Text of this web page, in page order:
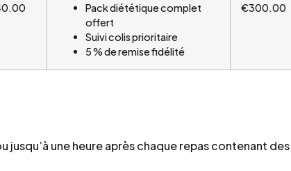
Pack diététique complet
offert
Suivi colis prioritaire
5 % de remise fidélité
€300.00
une heure après chaque repas contenant des